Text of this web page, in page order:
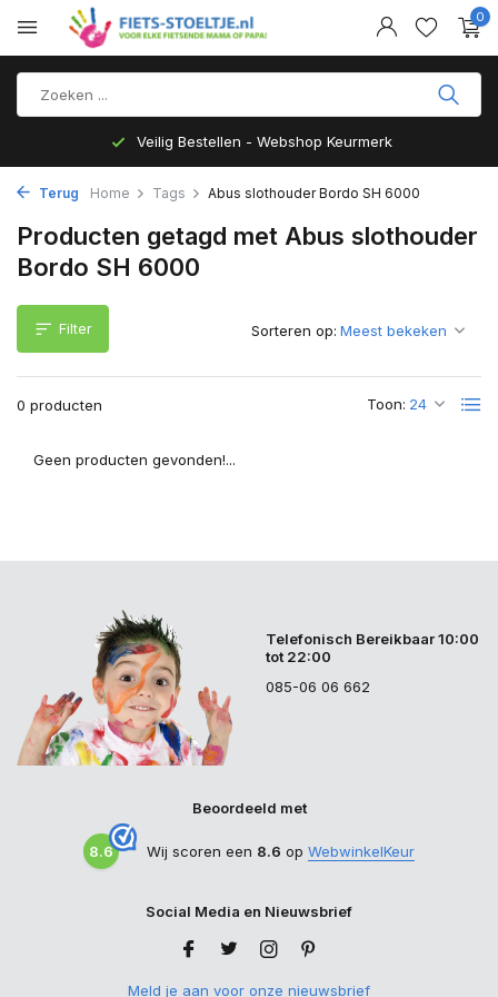
0
Veilig Bestellen - Webshop Keurmerk
Terug Home Tags Abus slothouder Bordo SH 6000
Producten getagd met Abus slothouder
Bordo SH 6000
Filter
0 producten Toon:
Sorteren op:
Geen producten gevonden!...
Telefonisch Bereikbaar 10:00
tot 22:00
085-06 06 662
Beoordeeld met
8.6 Wij scoren een 8.6 op WebwinkelKeur
Social Media en Nieuwsbrief
Meld je aan voor onze nieuwsbrief